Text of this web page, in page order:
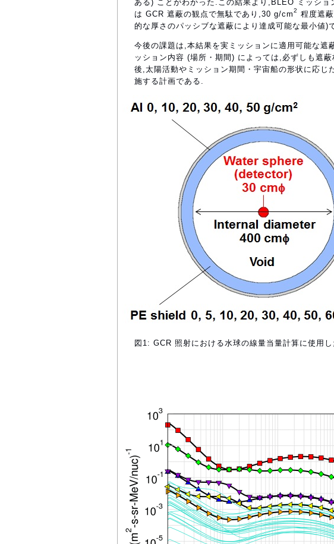
ある) ことがわかった.この結果より,BLEO ミッシ
は GCR 遮蔽の観点で無駄であり,30 g/cm2
程度遮
的な厚さのパッシブな遮蔽により達成可能な最小値)
今後の課題は,本結果を実ミッションに適用可能な遮
ッション内容 (場所・期間) によっては,必ずしも遮
後,太陽活動やミッション期間・宇宙船の形状に応じ
施する計画である.
図1: GCR 照射における水球の線量当量計算に使用